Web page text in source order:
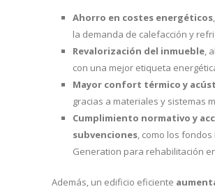
Ahorro en costes energéticos
la demanda de calefacción y
Revalorización del inmueble,
con una mejor etiqueta
Mayor confort térmico y
gracias a materiales y sistemas
Cumplimiento normativo y
subvenciones, como los fondos
Generation para rehabilitación
Además, un edificio eficiente